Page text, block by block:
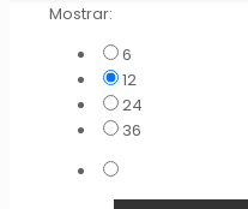
Mostrar:
6
12
24
36